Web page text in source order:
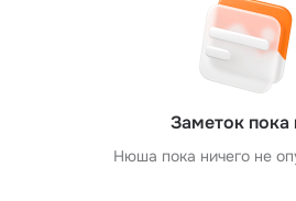
Заметок пока
Нюша пока ничего не